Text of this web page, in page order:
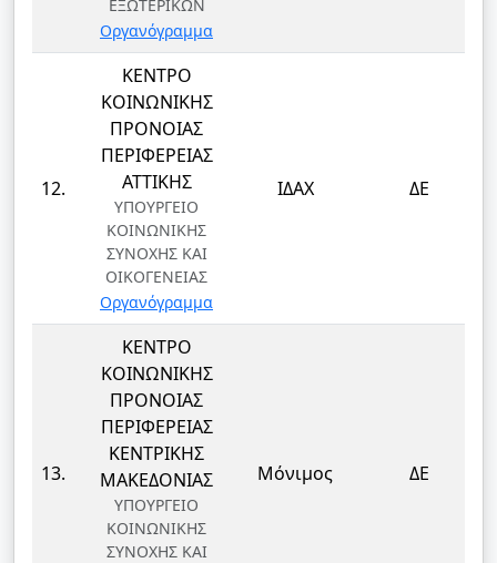
ΕΞΩΤΕΡΙΚΩΝ
Οργανόγραμμα
12.
ΚΕΝΤΡΟ
ΚΟΙΝΩΝΙΚΗΣ
ΠΡΟΝΟΙΑΣ
ΠΕΡΙΦΕΡΕΙΑΣ
ΑΤΤΙΚΗΣ
ΥΠΟΥΡΓΕΙΟ
ΚΟΙΝΩΝΙΚΗΣ
ΣΥΝΟΧΗΣ ΚΑΙ
ΟΙΚΟΓΕΝΕΙΑΣ
Οργανόγραμμα
ΙΔΑΧ ΔΕ
13.
ΚΕΝΤΡΟ
ΚΟΙΝΩΝΙΚΗΣ
ΠΡΟΝΟΙΑΣ
ΠΕΡΙΦΕΡΕΙΑΣ
ΚΕΝΤΡΙΚΗΣ
ΜΑΚΕΔΟΝΙΑΣ
ΥΠΟΥΡΓΕΙΟ
ΚΟΙΝΩΝΙΚΗΣ
ΣΥΝΟΧΗΣ ΚΑΙ
Μόνιμος ΔΕ